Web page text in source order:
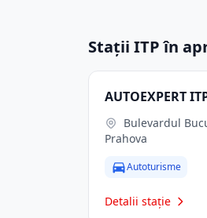
Stații ITP în
AUTOEXPERT
Prahova
Autoturisme
Detalii stație